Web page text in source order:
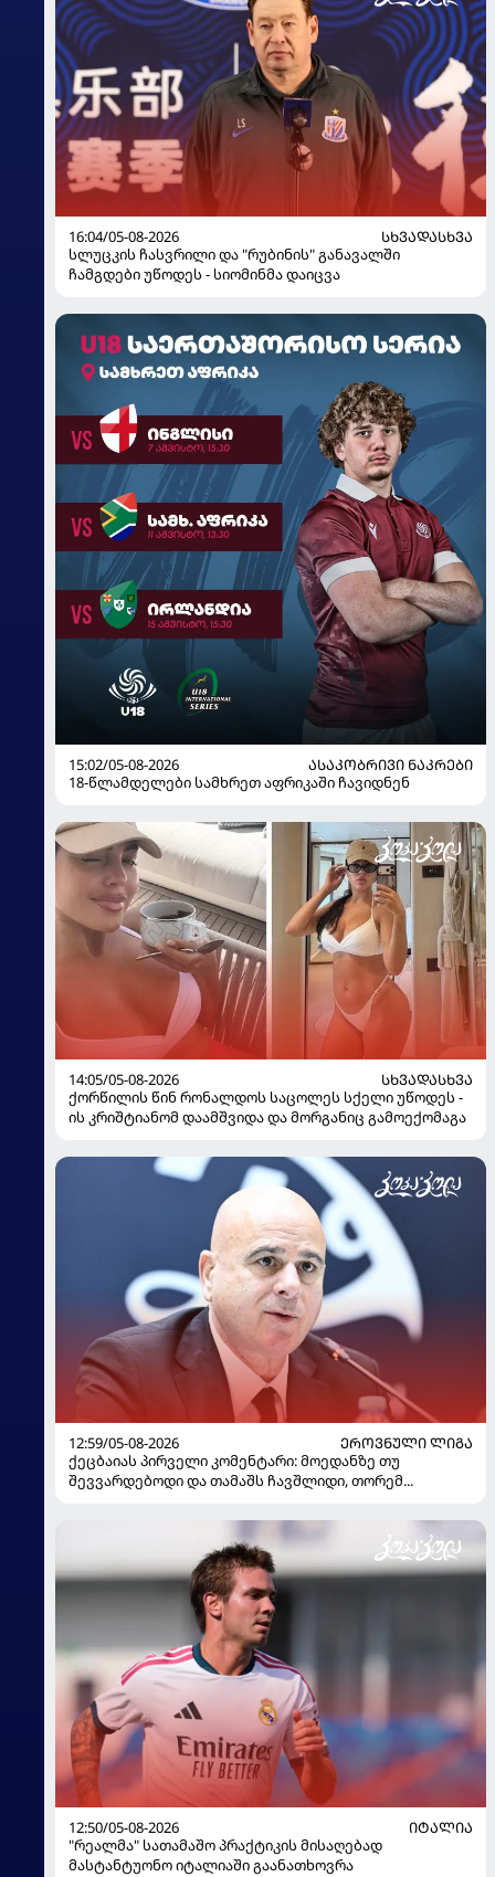
16:04/05-08-2026
ᲡᲮᲕᲐᲓᲐᲡᲮᲕᲐ
სლუცკის ჩასვრილი და "რუბინის" განავალში
ჩამგდები უწოდეს - სიომინმა დაიცვა
15:02/05-08-2026
ᲐᲡᲐᲙᲝᲑᲠᲘᲕᲘ ᲜᲐᲙᲠᲔᲑᲘ
18-წლამდელები სამხრეთ აფრიკაში ჩავიდნენ
14:05/05-08-2026
ᲡᲮᲕᲐᲓᲐᲡᲮᲕᲐ
ქორწილის წინ რონალდოს საცოლეს სქელი უწოდეს -
ის კრიშტიანომ დაამშვიდა და მორგანიც გამოექომაგა
12:59/05-08-2026
ᲔᲠᲝᲕᲜᲣᲚᲘ ᲚᲘᲒᲐ
ქეცბაიას პირველი კომენტარი: მოედანზე თუ
შევვარდებოდი და თამაშს ჩავშლიდი, თორემ...
12:50/05-08-2026
ᲘᲢᲐᲚᲘᲐ
"რეალმა" სათამაშო პრაქტიკის მისაღებად
მასტანტუონო იტალიაში გაანათხოვრა